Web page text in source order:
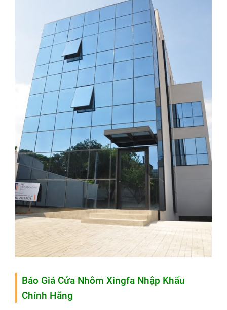
Báo Giá Cửa Nhôm Xingfa Nhập Khẩu
Chính Hãng